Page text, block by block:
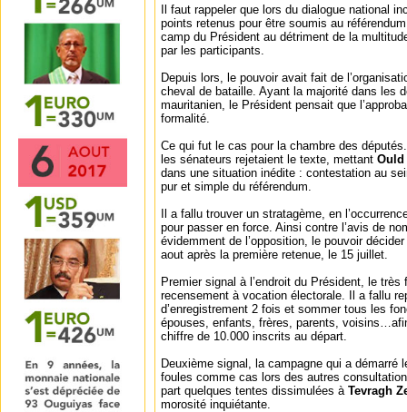
Il faut rappeler que lors du dialogue national
points retenus pour être soumis au
camp du Président au détriment de la
par les participants.
Depuis lors, le pouvoir avait fait de
cheval de bataille. Ayant la majorité dans les
mauritanien, le Président pensait que
formalité.
Ce qui fut le cas pour la chambre des
les sénateurs rejetaient le texte, mettant Ould
dans une situation inédite : contestation au
pur et simple du référendum.
Il a fallu trouver un stratagème, en
pour passer en force. Ainsi contre l’avis de
évidemment de l’opposition, le pouvoir
aout après la première retenue, le 15 juillet.
Premier signal à l’endroit du Président, le très
recensement à vocation électorale. Il a fallu
d’enregistrement 2 fois et sommer tous les
épouses, enfants, frères, parents,
chiffre de 10.000 inscrits au départ.
Deuxième signal, la campagne qui a démarré
foules comme cas lors des autres
part quelques tentes dissimulées à Tevragh
morosité inquiétante.